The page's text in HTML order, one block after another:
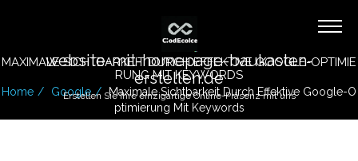
website-mit-homepage-baukasten-
erstellen.de
Erstellen Sie Ihre einzigartige Online-Präsenz mit uns
MAXIMALE SICHTBARKEIT DURCH EFFEKTIVE GOOGLE-OPTIMIE
RUNG MIT KEYWORDS
Home Google
Maximale Sichtbarkeit Durch Effektive Google-O
Ptimierung Mit Keywords